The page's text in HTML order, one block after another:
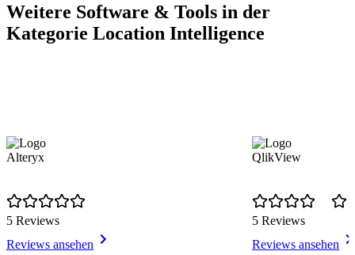
Weitere Software & Tools in der
Kategorie Location Intelligence
Alteryx
5 Reviews
Reviews ansehen
QlikView
5 Reviews
Reviews ansehen